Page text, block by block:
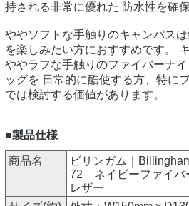
持される非常に優れた 防水性を確保
ややソフトな手触りのキャンバス
を楽しみたい方におすすめです。
ややラフな手触りのファイバーナ
ッグを 日常的に酷使する方、特に
では検討する価値があります。
■製品仕様
商品名
ビリンガム｜
72 ネイビーファイバ
レザー